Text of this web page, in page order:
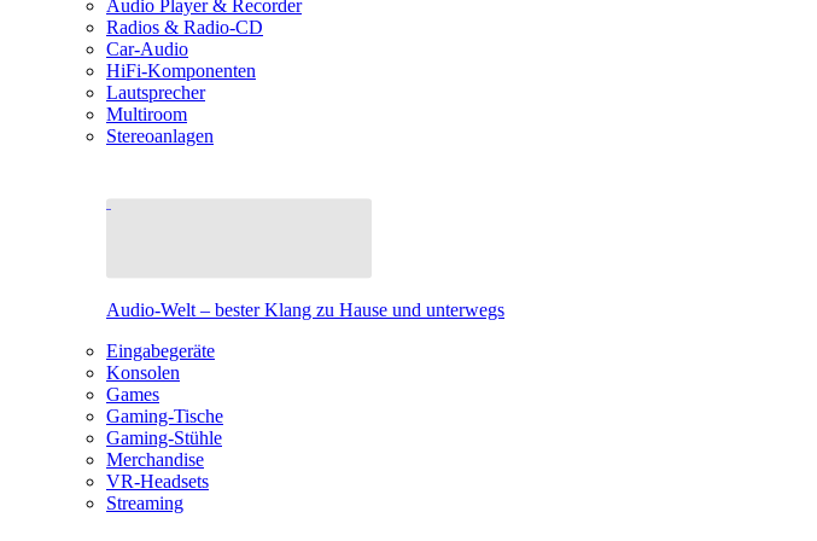
Audio Player & Recorder
Radios & Radio-CD
Car-Audio
HiFi-Komponenten
Lautsprecher
Multiroom
Stereoanlagen
Audio-Welt – bester Klang zu Hause und unterwegs
Eingabegeräte
Konsolen
Games
Gaming-Tische
Gaming-Stühle
Merchandise
VR-Headsets
Streaming